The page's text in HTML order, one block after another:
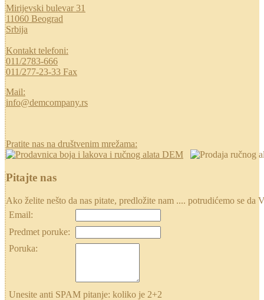
Mirijevski bulevar 31
11060 Beograd
Srbija
Kontakt telefoni:
011/2783-666
011/277-23-33 Fax
Mail:
info@demcompany.rs
Pratite nas na društvenim mrežama:
Pitajte nas
Ako želite nešto da nas pitate, predložite nam .... potrudićemo se
Email:
Predmet poruke:
Poruka:
Unesite anti SPAM pitanje: koliko je 2+2